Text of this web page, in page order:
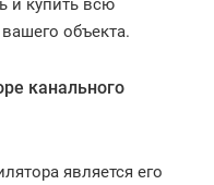
и купить всю
объекта.
канального
является его